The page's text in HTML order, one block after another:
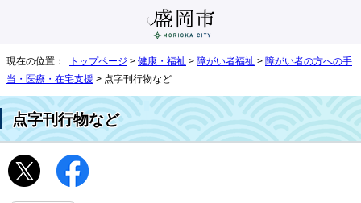
現在の位置： トップページ > 健康・福祉 > 障がい者福祉 > 障がい者の方への手
当・医療・在宅支援 > 点字刊行物など
点字刊行物など